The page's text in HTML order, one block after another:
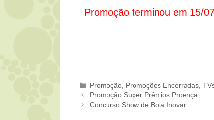
Promoção terminou em 15/
Categorias
Promoção Promoções Encerradas ,
Promoção Super Prêmios Proença
Concurso Show de Bola Inovar